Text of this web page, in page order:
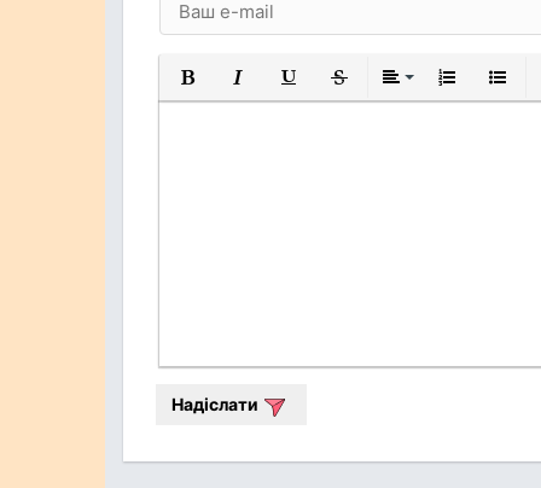
ЖирнийКурсивПідкреслений
ЗакресленийВирівнювання
Надіслати